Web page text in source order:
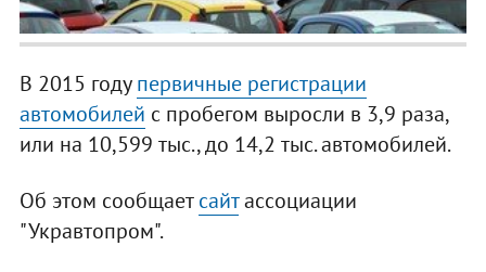
В 2015 годупервичные регистрации
автомобилей с пробегом выросли в 3,9 раза,
или на 10,599 тыс., до 14,2 тыс. автомобилей.
Об этом сообщаетсайтассоциации
"Укравтопром".